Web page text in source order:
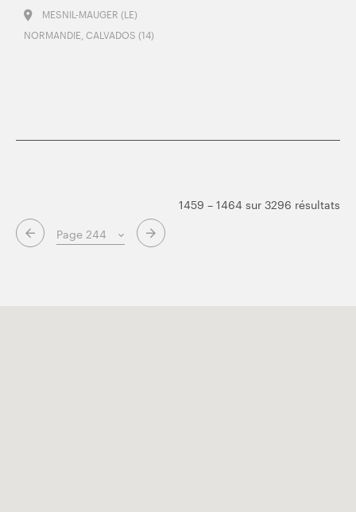
MESNIL-MAUGER (LE)
NORMANDIE, CALVADOS (14)
Page suivante
1459 – 1464 sur 3296 résultats